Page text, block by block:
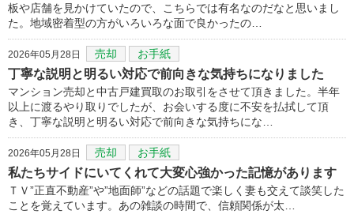
板や店舗を見かけていたので、こちらでは有名なのだなと思いまし
た。地域密着型の方がいろいろな面で良かったの…
2026年05月28日 売却 お手紙
丁寧な説明と明るい対応で前向きな気持ちになりました
マンション売却と中古戸建買取のお取引をさせて頂きました。半年
以上に渡るやり取りでしたが、お会いする度に不安を払拭して頂
き、丁寧な説明と明るい対応で前向きな気持ちにな…
2026年05月28日 売却 お手紙
私たちサイドにいてくれて大変心強かった記憶があります
ＴＶ”正直不動産”や”地面師”などの話題で楽しく妻も交えて談笑した
ことを覚えています。あの雑談の時間で、信頼関係が太…